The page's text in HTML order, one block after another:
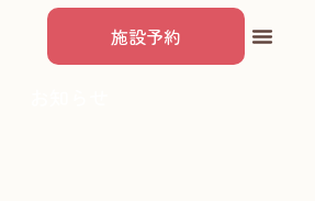
施設予約